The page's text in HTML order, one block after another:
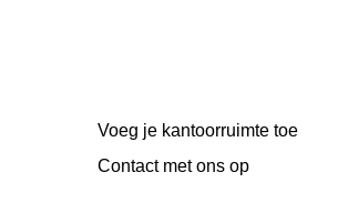
Voeg je kantoorruimte toe
Сontact met ons op